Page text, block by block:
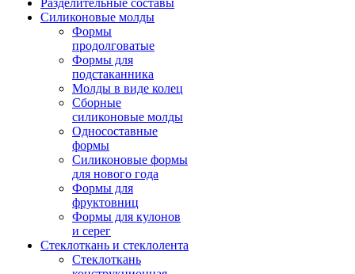
Разделительные составы
Силиконовые молды
Формы
продолговатые
Формы для
подстаканника
Молды в виде колец
Сборные
силиконовые молды
Односоставные
формы
Силиконовые формы
для нового года
Формы для
фруктовниц
Формы для кулонов
и серег
Стеклоткань и стеклолента
Стеклоткань